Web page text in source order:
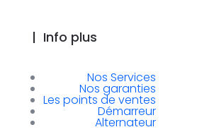
| Info plus
Nos Services
Nos garanties
Les points de ventes
Démarreur
Alternateur